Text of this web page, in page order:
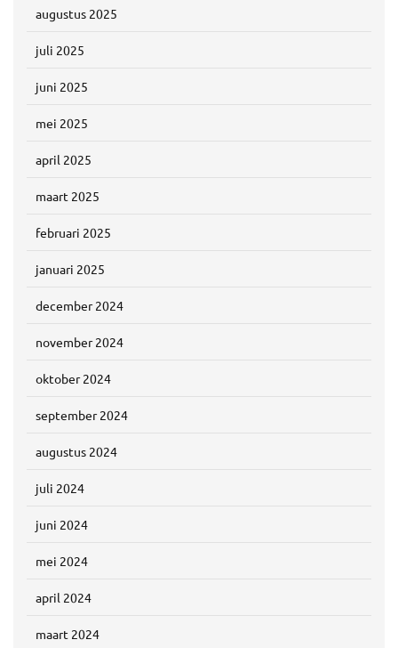
augustus 2025
juli 2025
juni 2025
mei 2025
april 2025
maart 2025
februari 2025
januari 2025
december 2024
november 2024
oktober 2024
september 2024
augustus 2024
juli 2024
juni 2024
mei 2024
april 2024
maart 2024